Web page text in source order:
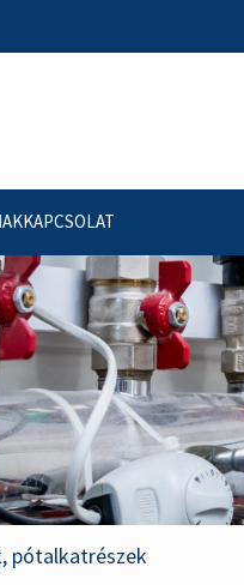
KAPCSOLAT
pótalkatrészek